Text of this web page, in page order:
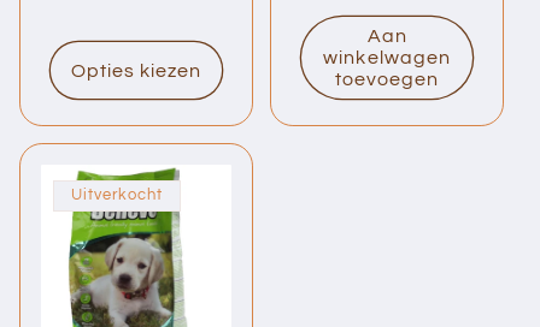
Opties kiezen
prijs
Aan
winkelwagen
toevoegen
Uitverkocht